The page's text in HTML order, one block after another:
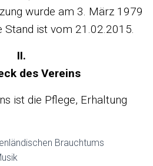
wurde am 3. März 1979
ist vom 21.02.2015.
II.
des Vereins
ist die Pflege, Erhaltung
Brauchtums